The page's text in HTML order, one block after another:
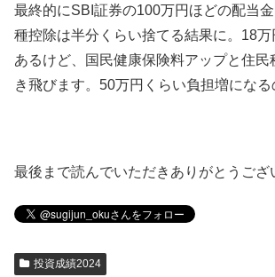
最終的にSBI証券の100万円ほどの配当
種控除は半分くらい捨てる結果に。18
あるけど、国民健康保険料アップと住民
き飛びます。50万円くらい負担増になる
最後まで読んでいただきありがとうござ
投資成績2024